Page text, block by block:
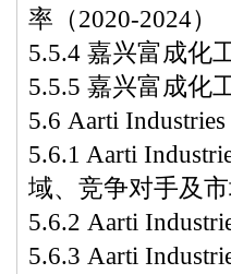
率（2020-2024）
5.5.4 嘉兴富成化
5.5.5 嘉兴富成化
5.6 Aarti Industries
5.6.1 Aarti
域、竞争对手及
5.6.2 Aarti
5.6.3 Aarti